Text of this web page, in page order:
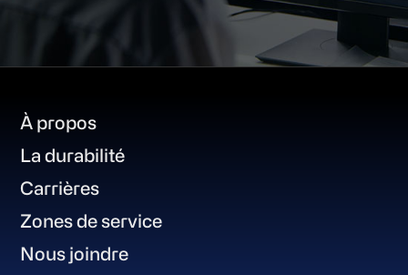
Footer
À propos
La durabilité
Carrières
Zones de service
Nous joindre